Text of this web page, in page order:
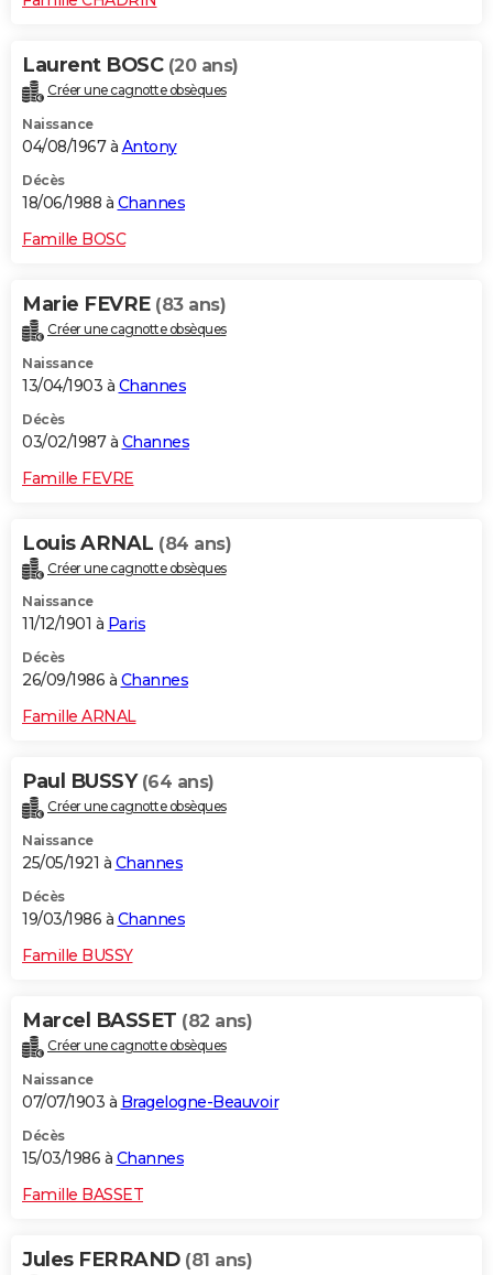
Laurent BOSC (20 ans)
Créer une cagnotte obsèques
Naissance
04/08/1967 à Antony
Décès
18/06/1988 à Channes
Famille BOSC
Marie FEVRE (83 ans)
Créer une cagnotte obsèques
Naissance
13/04/1903 à Channes
Décès
03/02/1987 à Channes
Famille FEVRE
Louis ARNAL (84 ans)
Créer une cagnotte obsèques
Naissance
11/12/1901 à Paris
Décès
26/09/1986 à Channes
Famille ARNAL
Paul BUSSY (64 ans)
Créer une cagnotte obsèques
Naissance
25/05/1921 à Channes
Décès
19/03/1986 à Channes
Famille BUSSY
Marcel BASSET (82 ans)
Créer une cagnotte obsèques
Naissance
07/07/1903 à Bragelogne-Beauvoir
Décès
15/03/1986 à Channes
Famille BASSET
Jules FERRAND (81 ans)